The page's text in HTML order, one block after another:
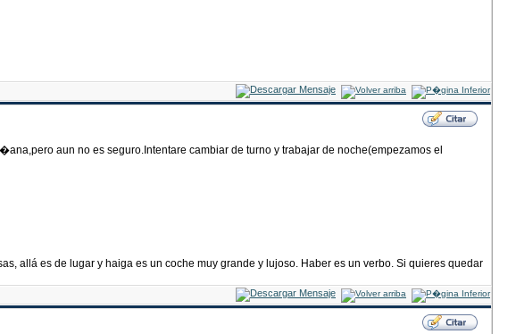
aun no es seguro.Intentare cambiar de turno y trabajar de noche(empezamos el
allá es de lugar y haiga es un coche muy grande y lujoso. Haber es un verbo. Si quieres quedar